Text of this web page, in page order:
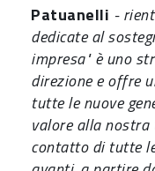
Patuanelli -
dedicate al
impresa" è uno
direzione e offre
tutte le nuove
valore alla
contatto di tutte